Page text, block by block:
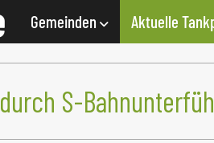
Gemeinden Aktuelle
durch S-